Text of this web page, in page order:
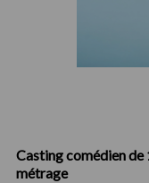
Casting comédien de
métrage